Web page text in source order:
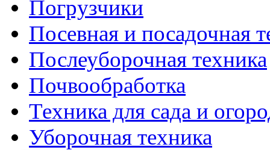
Погрузчики
Посевная и посадочная
Послеуборочная техника
Почвообработка
Техника для сада и
Уборочная техника